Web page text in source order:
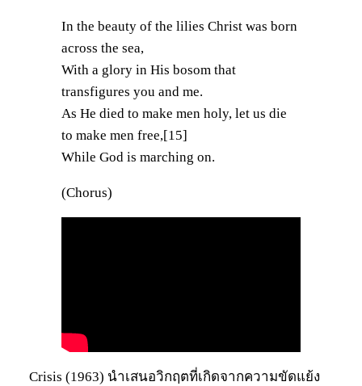
In the beauty of the lilies Christ was born
across the sea,
With a glory in His bosom that
transfigures you and me.
As He died to make men holy, let us die
to make men free,[15]
While God is marching on.
(Chorus)
Crisis (1963) นำเสนอวิกฤตที่เกิดจากความขัดแย้ง